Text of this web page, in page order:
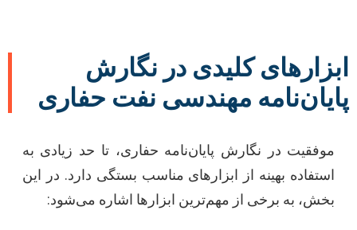
ابزارهای کلیدی در نگارش
پایان‌نامه مهندسی نفت حفاری
موفقیت در نگارش پایان‌نامه حفاری، تا حد زیادی به
استفاده بهینه از ابزارهای مناسب بستگی دارد. در این
بخش، به برخی از مهم‌ترین ابزارها اشاره می‌شود: